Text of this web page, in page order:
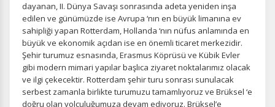
dayanan, II. Dünya Savaşı sonrasında adeta yeniden inşa
edilen ve günümüzde ise Avrupa ‘nın en büyük limanına ev
sahipliği yapan Rotterdam, Hollanda ‘nın nüfus anlamında en
büyük ve ekonomik açıdan ise en önemli ticaret merkezidir.
Şehir turumuz esnasında, Erasmus Köprüsü ve Kübik Evler
gibi modern mimari yapılar başlıca ziyaret noktalarımız olacak
ve ilgi çekecektir. Rotterdam şehir turu sonrası sunulacak
serbest zamanla birlikte turumuzu tamamlıyoruz ve Brüksel ‘e
doğru olan yolculuğumuza devam ediyoruz. Brüksel’e